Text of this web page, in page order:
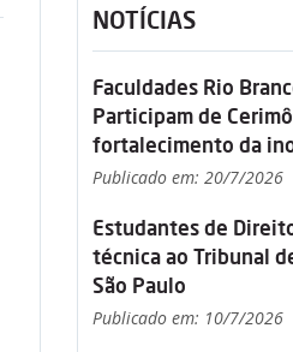
NOTÍCIAS
Faculdades Rio
Participam de
fortalecimento da
Publicado em: 20/7/2026
Estudantes de
técnica ao Tribunal
São Paulo
Publicado em: 10/7/2026